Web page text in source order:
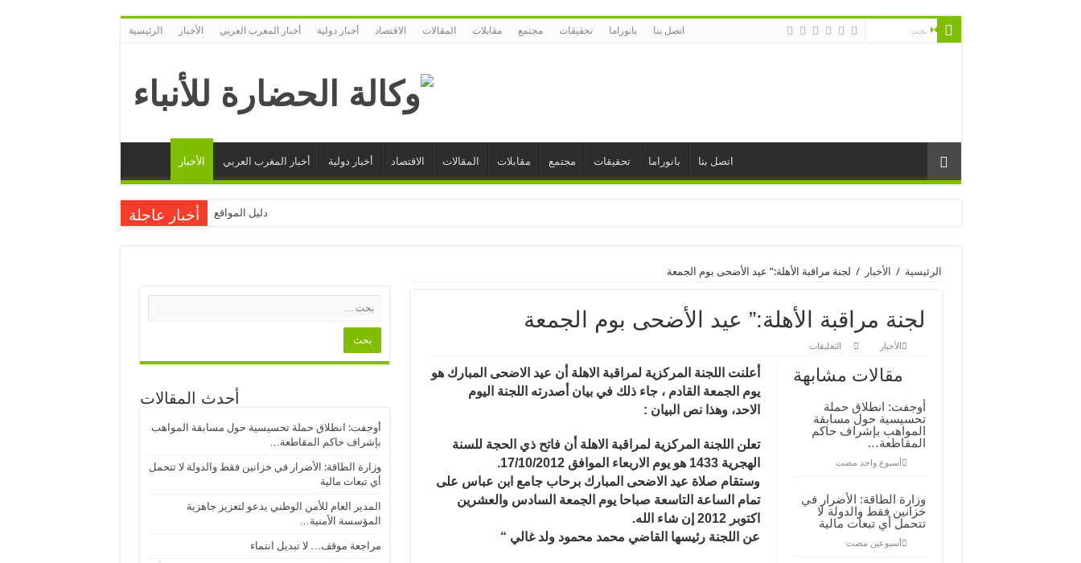
الرئيسية الأخبار أخبار المغرب العربي أخبار دولية الاقتصاد المقالات مقابلات مجتمع تحقيقات بانوراما اتصل بنا
الأخبار أخبار المغرب العربي أخبار دولية الاقتصاد المقالات مقابلات مجتمع تحقيقات بانوراما اتصل بنا
أخبار عاجلة دليل المواقع
الرئيسية / الأخبار / لجنة مراقبة الأهلة:” عيد الأضحى بوم الجمعة
لجنة مراقبة الأهلة:” عيد الأضحى بوم الجمعة
الأخبار التعليقات
الأهلة:”مقالات مشابهة
أوجفت: انطلاق حملة
تحسيسية حول مسابقة
المواهب بإشراف حاكم
المقاطعة…
‏أسبوع واحد مضت
وزارة الطاقة: الأضرار في
خزانين فقط والدولة لا
تتحمل أي تبعات مالية
‏أسبوعين مضت
أعلنت اللجنة المركزية لمراقبة الاهلة أن عيد الاضحى المباركهو
يوم الجمعة القادم ، جاء ذلك في بيان أصدرته اللجنة اليوم
الاحد، وهذا نص البيان :
تعلن اللجنة المركزية لمراقبة الاهلة أن فاتح ذي الحجة للسنة
الهجرية 1433 هو يوم الاربعاء الموافق 17/10/2012.
وستقام صلاة عيد الاضحى المبارك برحاب جامع ابن عباس على
تمام الساعة التاسعة صباحا يوم الجمعة السادس والعشرين
اكتوبر 2012 إن شاء الله.
عن اللجنة رئيسها القاضي محمد محمود ولد غالي “
أحدث المقالات
أوجفت: انطلاق حملة تحسيسية حول مسابقة المواهب
بإشراف حاكم المقاطعة…
وزارة الطاقة: الأضرار في خزانين فقط والدولة لا تتحمل
أي تبعات مالية
المدير العام للأمن الوطني يدعو لتعزيز جاهزية
المؤسسة الأمنية…
مراجعة موقف… لا تبديل انتماء